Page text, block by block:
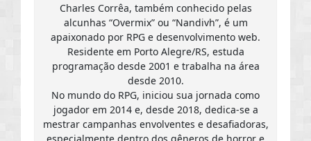
Charles Corrêa, também conhecido pelas
alcunhas “Overmix” ou “Nandivh”, é um
apaixonado por RPG e desenvolvimento web.
Residente em Porto Alegre/RS, estuda
programação desde 2001 e trabalha na área
desde 2010.
No mundo do RPG, iniciou sua jornada como
jogador em 2014 e, desde 2018, dedica-se a
mestrar campanhas envolventes e desafiadoras,